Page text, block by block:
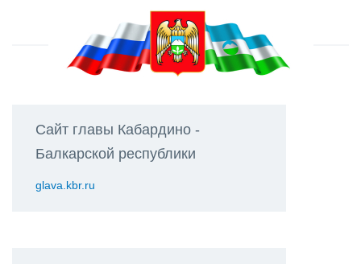
Сайт главы Кабардино -
Балкарской республики
glava.kbr.ru